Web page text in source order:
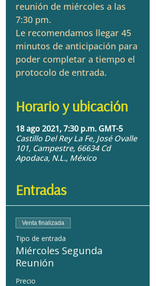
reunión de miércoles a las
7:30 pm.
Le recomendamos llegar 45
minutos de anticipación para
poder completar a tiempo el
protocolo de entrada.
Horario y ubicación
18 ago 2021, 7:30 p.m. GMT-5
Castillo Del Rey La Fe, José Ovalle
101, Campestre, 66634 Cd
Apodaca, N.L., México
Entradas
Venta finalizada
Tipo de entrada
Miércoles Segunda
Reunión
Precio